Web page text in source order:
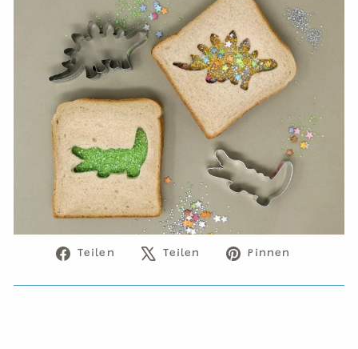
Teilen
Auf
Teilen
Auf
Pinnen